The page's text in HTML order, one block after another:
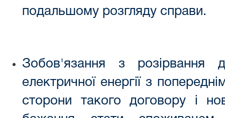
подальшому розгляду справи.
Зобов'язання з розірвання
електричної енергії з
сторони такого договору і